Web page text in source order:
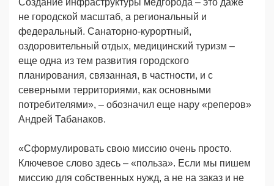
не городской масштаб, а региональный и
федеральный. Санаторно-курортный,
оздоровительный отдых, медицинский туризм –
еще одна из тем развития городского
планирования, связанная, в частности, и с
северными территориями, как основными
потребителями», – обозначил еще нару «реперов»
Андрей Табанаков.
«Сформулировать свою миссию очень просто.
Ключевое слово здесь – «польза». Если мы пишем
миссию для собственных нужд, а не на заказ и не